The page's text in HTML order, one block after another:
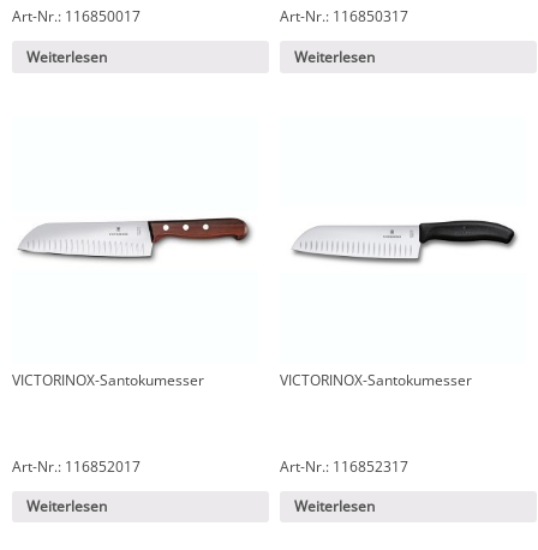
Art-Nr.: 116850017
Weiterlesen
Art-Nr.: 116850317
Weiterlesen
VICTORINOX-Santokumesser
Art-Nr.: 116852017
Weiterlesen
VICTORINOX-Santokumesser
Art-Nr.: 116852317
Weiterlesen